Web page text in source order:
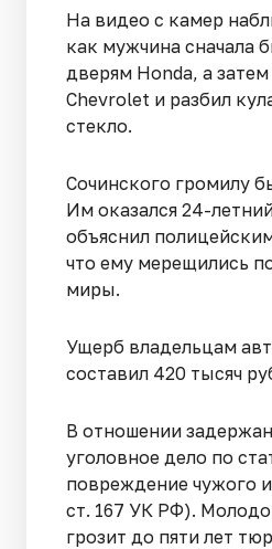
На видео с камер
как мужчина сначала
дверям Honda, а затем
Chevrolet и разбил
стекло.
Сочинского громилу
Им оказался 24-
объяснил
что ему мерещились
миры.
Ущерб владельцам
составил 420 тысяч
В отношении
уголовное дело по
повреждение чужого
ст. 167 УК РФ).
грозит до пяти лет